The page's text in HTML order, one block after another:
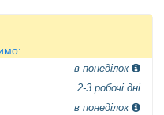
в понеділок
2-3 робочі дні
в понеділок